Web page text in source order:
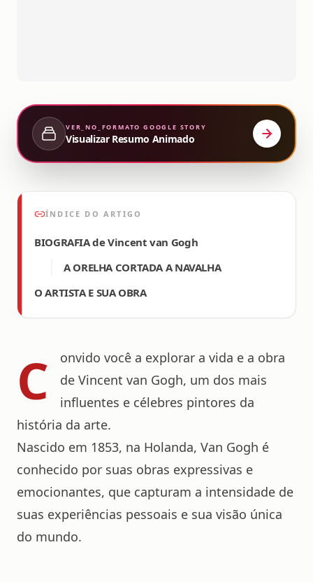
VER_NO_FORMATO GOOGLE STORY
Visualizar Resumo Animado
ÍNDICE DO ARTIGO
BIOGRAFIA de Vincent van Gogh
A ORELHA CORTADA A NAVALHA
O ARTISTA E SUA OBRA
C
onvido você a explorar a vida e a obra
de Vincent van Gogh, um dos mais
influentes e célebres pintores da
história da arte.
Nascido em 1853, na Holanda, Van Gogh é
conhecido por suas obras expressivas e
emocionantes, que capturam a intensidade de
suas experiências pessoais e sua visão única
do mundo.